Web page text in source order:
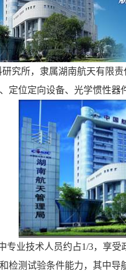
究所，隶属湖南航天有限
定位定向设备、光学惯性
专业技术人员约占1/3，享受
检测试验条件能力，其中